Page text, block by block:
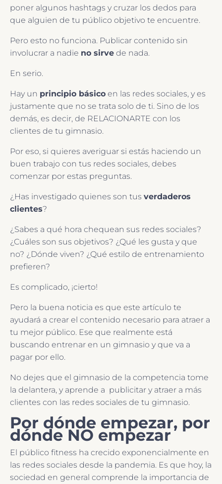
poner algunos hashtags y cruzar los dedos para
que alguien de tu público objetivo te encuentre.
Pero esto no funciona. Publicar contenido sin
involucrar a nadie no sirve de nada.
En serio.
Hay un principio básico en las redes sociales, y es
justamente que no se trata solo de ti. Sino de los
demás, es decir, de RELACIONARTE con los
clientes de tu gimnasio.
Por eso, si quieres averiguar si estás haciendo un
buen trabajo con tus redes sociales, debes
comenzar por estas preguntas.
¿Has investigado quienes son tus verdaderos
clientes?
¿Sabes a qué hora chequean sus redes sociales?
¿Cuáles son sus objetivos? ¿Qué les gusta y que
no? ¿Dónde viven? ¿Qué estilo de entrenamiento
prefieren?
Es complicado, ¡cierto!
Pero la buena noticia es que este artículo te
ayudará a crear el contenido necesario para atraer a
tu mejor público. Ese que realmente está
buscando entrenar en un gimnasio y que va a
pagar por ello.
No dejes que el gimnasio de la competencia tome
la delantera, y aprende a publicitar y atraer a más
clientes con las redes sociales de tu gimnasio.
Por dónde empezar, por
dónde NO empezar
El público fitness ha crecido exponencialmente en
las redes sociales desde la pandemia. Es que hoy, la
sociedad en general comprende la importancia de